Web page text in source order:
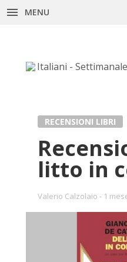
MENU
RECENSIONI LIBRI
lit­to in
Valerio Calzolaio 1